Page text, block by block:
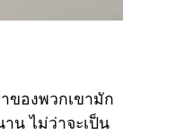
ของพวกเขามัก
น ไม่ว่าจะเป็น